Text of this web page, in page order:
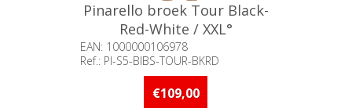
Pinarello broek Tour Black-
Red-White / XXL°
EAN: 1000000106978
Ref.: PI-S5-BIBS-TOUR-BKRD
Beschikbaarheid:: Minder dan 5
stuks op voorraad
€109,00